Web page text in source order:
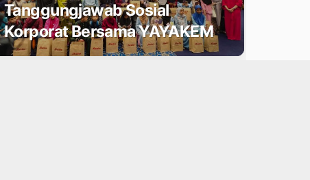
Tanggungjawab Sosial
Korporat Bersama YAYAKEM